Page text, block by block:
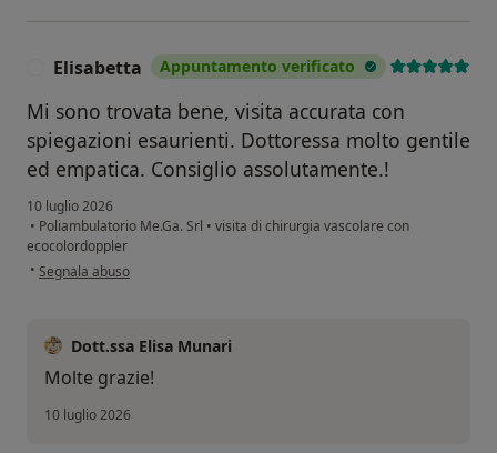
Elisabetta Appuntamento verificato
Mi sono trovata bene, visita accurata con
spiegazioni esaurienti. Dottoressa molto gentile
ed empatica. Consiglio assolutamente.!
10 luglio 2026
• Poliambulatorio Me.Ga. Srl • visita di chirurgia vascolare con
ecocolordoppler
• secondo l'opinione dell'utente Elisabetta
Segnala abuso
Dott.ssa Elisa Munari
Molte grazie!
10 luglio 2026